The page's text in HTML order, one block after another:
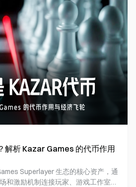
解析 Kazar Games 的代币作用
Superlayer 生态的核心资产，通
和激励机制连接玩家、游戏工作室与